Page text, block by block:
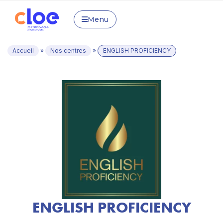
Menu
Accueil » Nos centres » ENGLISH PROFICIENCY
ENGLISH PROFICIENCY